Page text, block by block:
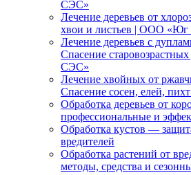
СЭС»
Лечение деревьев от
хвои и листьев | ООО
Лечение деревьев с
Спасение
СЭС»
Лечение хвойных от
Спасение сосен, елей,
Обработка деревьев от
профессиональные и
Обработка кустов —
вредителей
Обработка растений от
методы, средства и